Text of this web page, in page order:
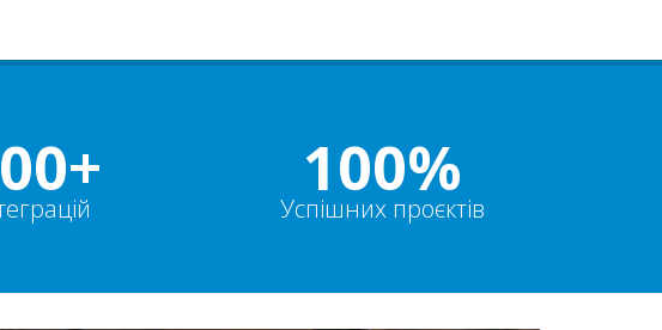
100%
Успішних проєктів